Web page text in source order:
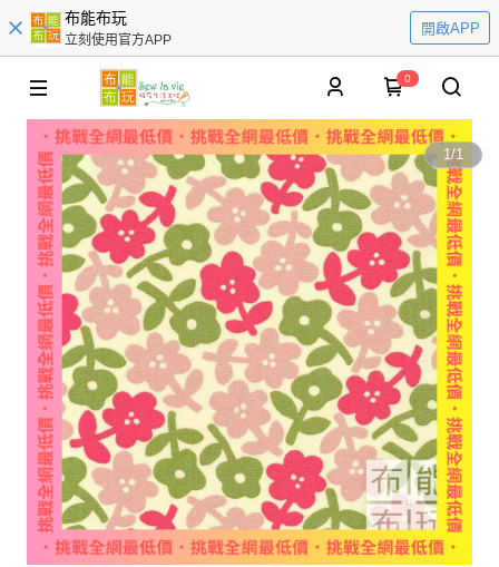
布能布玩
立刻使用官方APP
開啟APP
0
1/1